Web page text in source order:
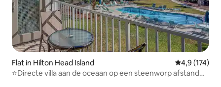
Flat in Hilton Head Island Gemiddelde
4,9 (174)
⭐Directe villa aan de oceaan op een steenworp afstand